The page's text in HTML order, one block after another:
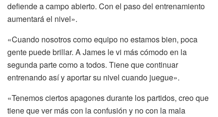
defiende a campo abierto. Con el paso del entrenamiento
aumentará el nivel».
«Cuando nosotros como equipo no estamos bien, poca
gente puede brillar. A James le vi más cómodo en la
segunda parte como a todos. Tiene que continuar
entrenando así y aportar su nivel cuando juegue».
«Tenemos ciertos apagones durante los partidos, creo que
tiene que ver más con la confusión y no con la mala